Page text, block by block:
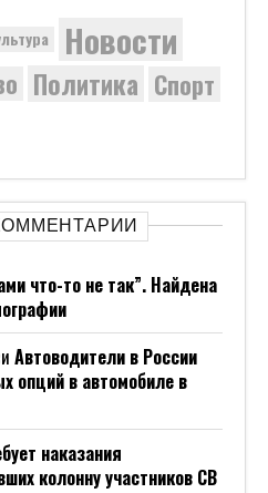
Новости
Политика Спорт
что-то не так”. Найдена
Автоводители в России
опций в автомобиле в
наказания
колонну участников СВ